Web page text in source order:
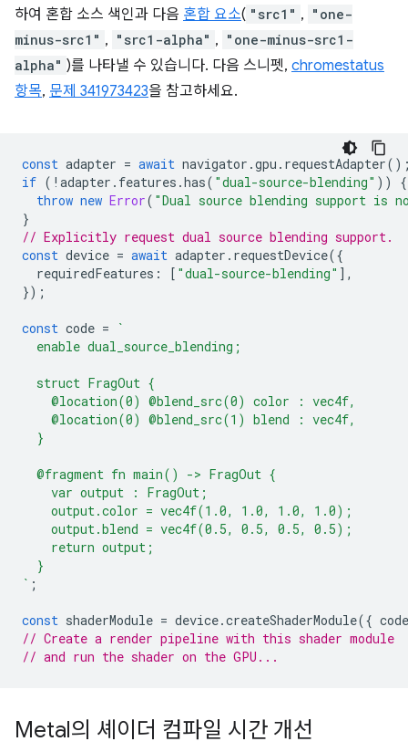
하여 혼합 소스 색인과 다음 혼합 요소( "src1" , "one-
minus-src1" , "src1-alpha" , "one-minus-src1-
alpha" )를 나타낼 수 있습니다. 다음 스니펫, chromestatus
항목, 문제 341973423을 참고하세요.
const adapter = await navigator .gpu . requestAdapter
if ( ! adapter . features .has( "dual-source-blending" ))
{
throw new Error( "Dual source blending support is
}
// Explicitly request dual source blending support.
const device = await adapter . requestDevice({
requiredFeatures : [ "dual-source-blending" ],
});
const code =
`
  enable dual_source_blending;
  struct FragOut {
    @location(0) @blend_src(0) color : vec4f,
    @location(0) @blend_src(1) blend : vec4f,
  }
  @fragment fn main() -> FragOut {
    var output : FragOut;
    output.color = vec4f(1.0, 1.0, 1.0, 1.0);
    output.blend = vec4f(0.5, 0.5, 0.5, 0.5);
    return output;
  }
` ;
const shaderModule = device.createShaderModule({ code
// Create a render pipeline with this shader module
// and run the shader on the GPU...
Metal의 셰이더 컴파일 시간 개선